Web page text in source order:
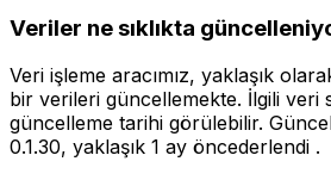
Veriler ne sıklıkta
Veri işleme aracımız, yaklaşık
bir verileri güncellemekte. İlgili veri
güncelleme tarihi görülebilir.
0.1.30, yaklaşık 1 ay öncederlendi .